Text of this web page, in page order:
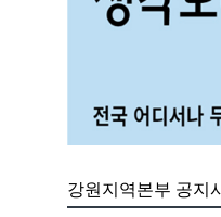
강원지역본부 공지